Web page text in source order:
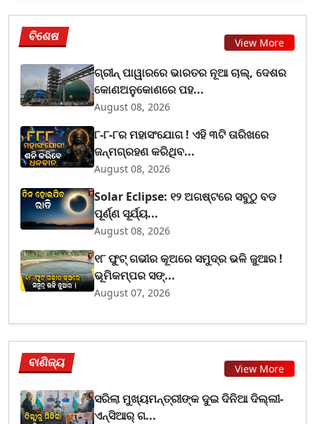
ବିଶେଷ View More
ଗ୍ରୀନ୍ ପାୱାରରେ ଭାରତର ନୂଆ ଚାଲ୍, ଦେଶର
କୋଣଅନୁକୋଣରେ ପହ...
August 08, 2026
୮-୮-୮ର ମହାସଂଯୋଗ ! ଏହି ୩ଟି ତାରିଖରେ
ଜନ୍ମଗ୍ରହଣ କରିଥିବ...
August 08, 2026
Solar Eclipse: ୧୨ ଅଗଷ୍ଟରେ ସବୁଠୁ ବଡ
ପୂର୍ଣ୍ଣ ସୂର୍ଯ୍ୟ...
August 08, 2026
୧୮ ଫୁଟ୍ ଗଭୀର କୂଅରେ ସମୁଦ୍ର ଭଳି ଜୁଆର !
ଭୂମିକମ୍ପର ସଙ୍...
August 07, 2026
ବାଣିଜ୍ୟ View More
ସରିଲା ମୁଖ୍ୟମନ୍ତ୍ରୀଙ୍କ ଦୁଇ ଦିନିଆ ଦିଲ୍ଲୀ-
ଏନ୍‌ସିଆର୍ ଗ...